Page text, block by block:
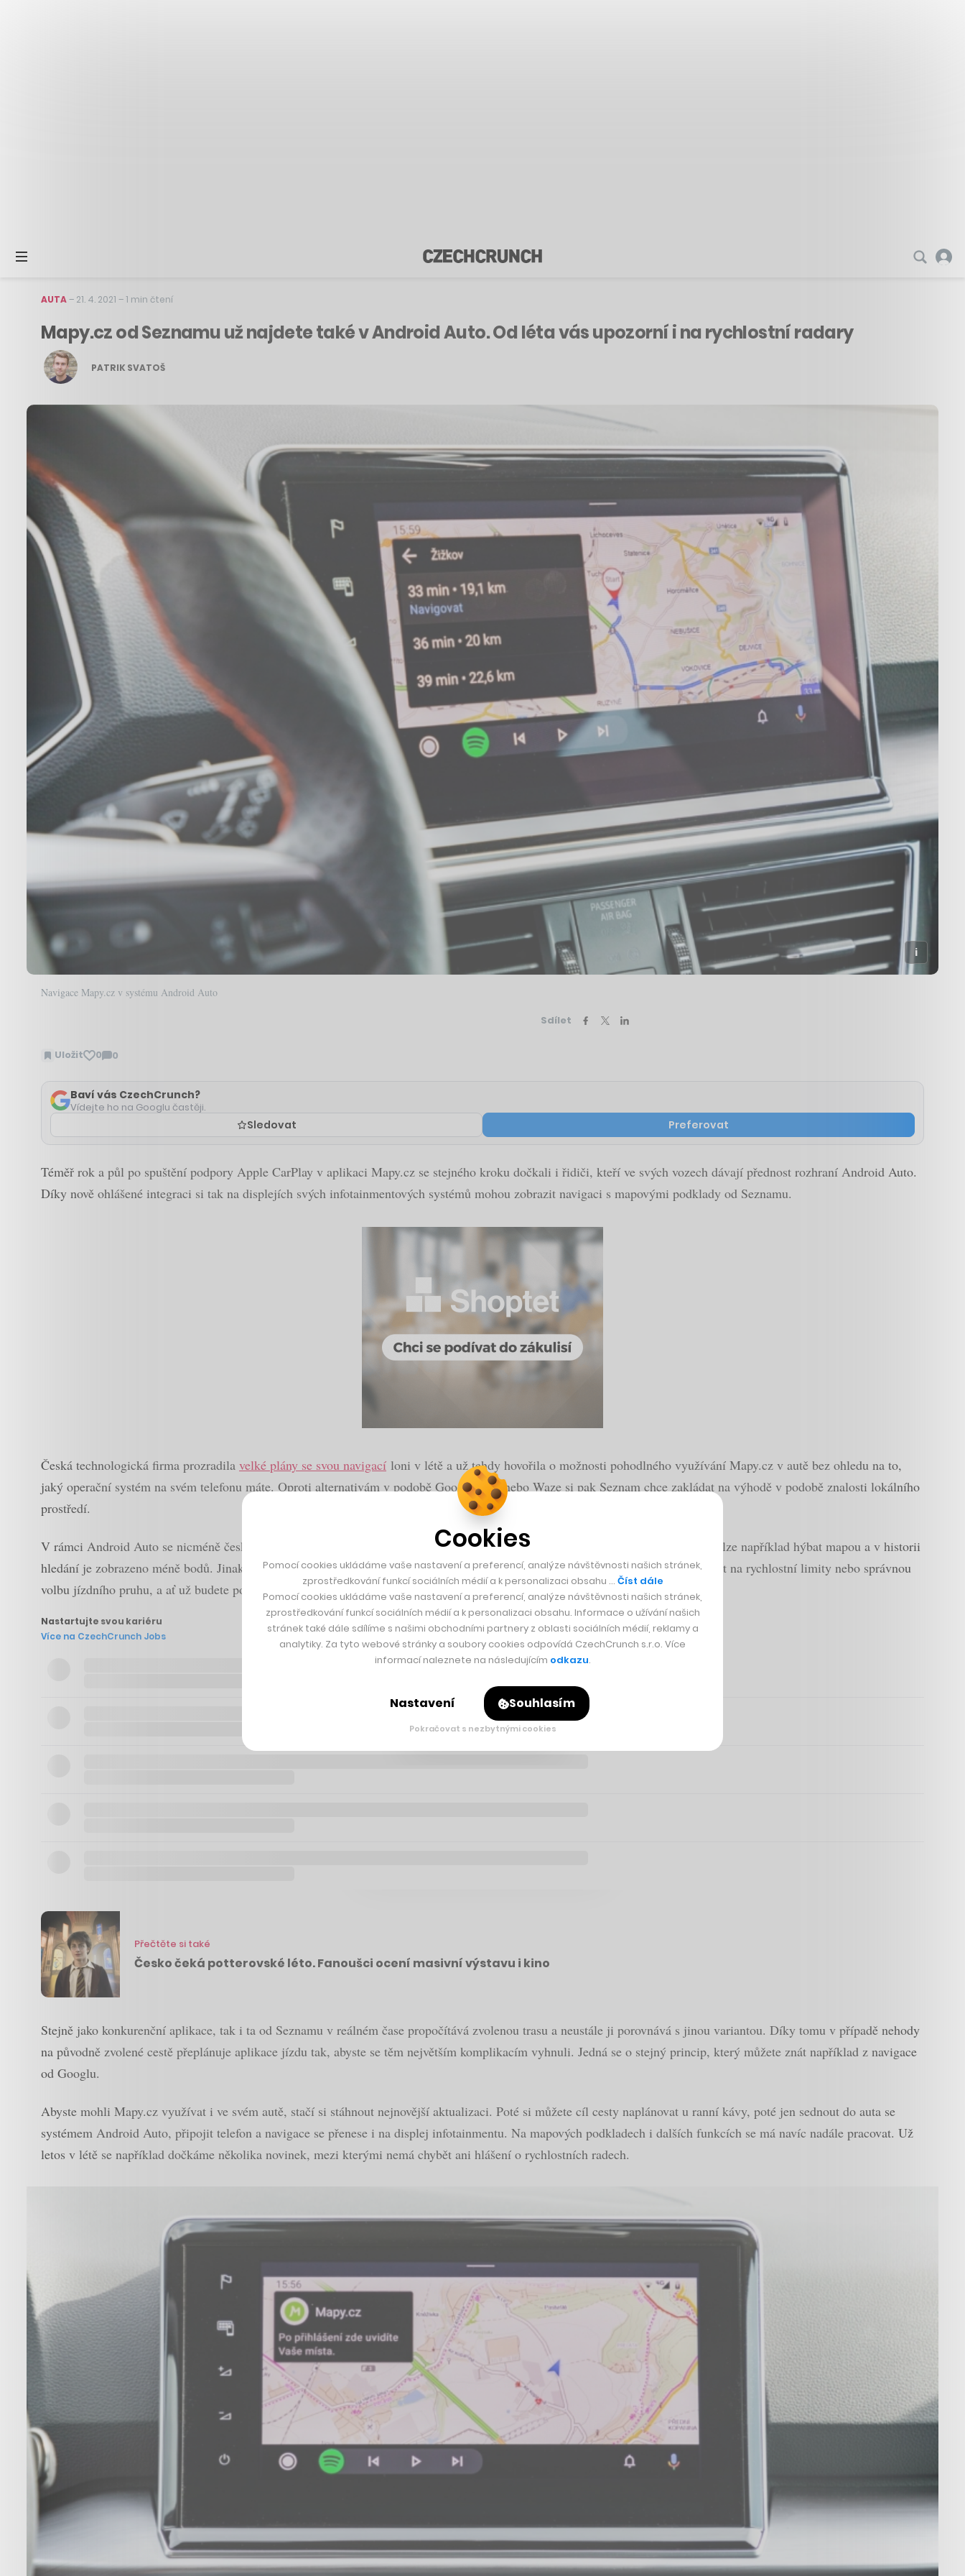
AUTA– 21. 4. 2021 –1 min čtení
Mapy.cz od Seznamu už najdete také v Android Auto. Od léta vás upozorní i na rychlostní radary
PATRIK SVATOŠ
Navigace Mapy.cz v systému Android Auto
Sdílet
Uložit 0 0
Zobrazit
Baví vás CzechCrunch?
Vídejte ho na Googlu častěji.
Sledovat Preferovat
Téměř rok a půl po spuštění podpory Apple CarPlay v aplikaci Mapy.cz se stejného kroku dočkali i řidiči, kteří ve svých vozech dávají přednost rozhraní Android Auto.
Díky nově ohlášené integraci si tak na displejích svých infotainmentových systémů mohou zobrazit navigaci s mapovými podklady od Seznamu.
Česká technologická firma prozradila velké plány se svou navigací loni v létě a už tehdy hovořila o možnosti pohodlného využívání Mapy.cz v autě bez ohledu na to,
jaký operační systém na svém telefonu máte. Oproti alternativám v podobě Google Map nebo Waze si pak Seznam chce zakládat na výhodě v podobě znalosti lokálního
prostředí.
V rámci Android Auto se nicméně česká navigace neobejde bez některých omezení. Jelikož se jedná o podklady třetí strany, tak nelze například hýbat mapou a v historii
hledání je zobrazeno méně bodů. Jinak jde o standardní Mapy.cz, jak je známe. Aplikace pracuje s vlastními daty, umí upozorňovat na rychlostní limity nebo správnou
volbu jízdního pruhu, a ať už budete potřebovat vyrazit kamkoli, vždy vám nabídne tři cesty, ze kterých si vyberete.
Nastartujte svou kariéru
Více na CzechCrunch Jobs
Přečtěte si také
Česko čeká potterovské léto. Fanoušci ocení masivní výstavu i kino
Stejně jako konkurenční aplikace, tak i ta od Seznamu v reálném čase propočítává zvolenou trasu a neustále ji porovnává s jinou variantou. Díky tomu v případě nehody
na původně zvolené cestě přeplánuje aplikace jízdu tak, abyste se těm největším komplikacím vyhnuli. Jedná se o stejný princip, který můžete znát například z navigace
od Googlu.
Abyste mohli Mapy.cz využívat i ve svém autě, stačí si stáhnout nejnovější aktualizaci. Poté si můžete cíl cesty naplánovat u ranní kávy, poté jen sednout do auta se
systémem Android Auto, připojit telefon a navigace se přenese i na displej infotainmentu. Na mapových podkladech i dalších funkcích se má navíc nadále pracovat. Už
letos v létě se například dočkáme několika novinek, mezi kterými nemá chybět ani hlášení o rychlostních radech.
Cookies
Pomocí cookies ukládáme vaše nastavení a preferencí, analýze návštěvnosti našich stránek,
zprostředkování funkcí sociálních médií a k personalizaci obsahu … Číst dále
Pomocí cookies ukládáme vaše nastavení a preferencí, analýze návštěvnosti našich stránek,
zprostředkování funkcí sociálních médií a k personalizaci obsahu. Informace o užívání našich
stránek také dále sdílíme s našimi obchodními partnery z oblasti sociálních médií, reklamy a
analytiky. Za tyto webové stránky a soubory cookies odpovídá CzechCrunch s.r.o. Více
informací naleznete na následujícím odkazu.
Nastavení Souhlasím
Pokračovat s nezbytnými cookies